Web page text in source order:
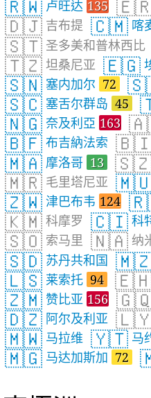
🇷🇼 卢旺达 135
🇩🇯 吉布提 🇨🇲 喀
🇸🇹 圣多美和普林西比
🇹🇿 坦桑尼亚 🇪🇬
🇸🇳 塞内加尔 72
🇸🇨 塞舌尔群岛 45
🇳🇬 奈及利亞 163
🇧🇫 布吉納法索
🇲🇦 摩洛哥 13
🇲🇷 毛里塔尼亚
🇿🇼 津巴布韦 124
🇰🇲 科摩罗 🇨🇮 科
🇸🇴 索马里 🇳🇦 纳
🇸🇩 苏丹共和国
🇱🇸 莱索托 94
🇿🇲 赞比亚 156
🇩🇿 阿尔及利亚
🇲🇼 马拉维 🇾🇹 马
🇲🇬 马达加斯加 72